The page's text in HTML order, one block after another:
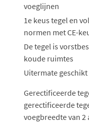
voeglijnen
1e keus tegel en
normen met CE-
De tegel is
koude ruimtes
Uitermate
Gerectificeerde
gerectificeerde
voegbreedte van 2